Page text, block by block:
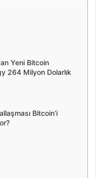
Yeni Bitcoin
264 Milyon Dolarlık
Bitcoin’i